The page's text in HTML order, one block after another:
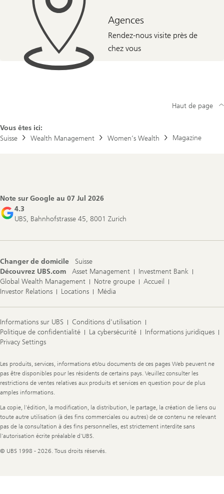
Agences
Rendez-nous visite près de
chez vous
Vous êtes ici:
Suisse
Wealth Management Women’s Wealth Magazine
Haut de page
Note sur Google au 07 Jul 2026
4.3
UBS, Bahnhofstrasse 45, 8001 Zurich
Changer de domicile
Suisse
Découvrez UBS.com
Asset Management
Investment Bank
Global Wealth Management
Notre groupe
Accueil
Investor Relations
Locations Média
Informations sur UBS
Conditions d'utilisation
Politique de confidentialité
La cybersécurité
Informations juridiques
Privacy Settings
Legal
Information
Les produits, services, informations et/ou documents de ces pages Web peuvent ne
pas être disponibles pour les résidents de certains pays. Veuillez consulter les
restrictions de ventes relatives aux produits et services en question pour de plus
amples informations.
La copie, l'édition, la modification, la distribution, le partage, la création de liens ou
toute autre utilisation (à des fins commerciales ou autres) de ce contenu ne relevant
pas de la consultation à des fins personnelles, est strictement interdite sans
l'autorisation écrite préalable d'UBS.
© UBS 1998 - 2026. Tous droits réservés.